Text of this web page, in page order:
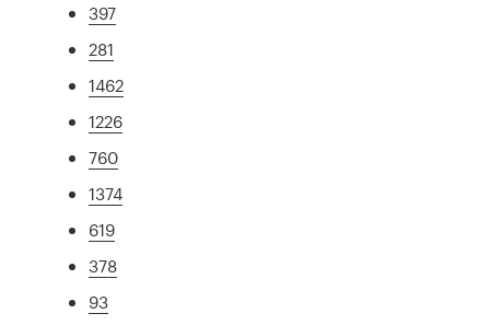
397
281
1462
1226
760
1374
619
378
93